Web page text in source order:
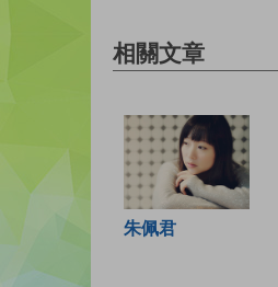
相關文章
朱佩君